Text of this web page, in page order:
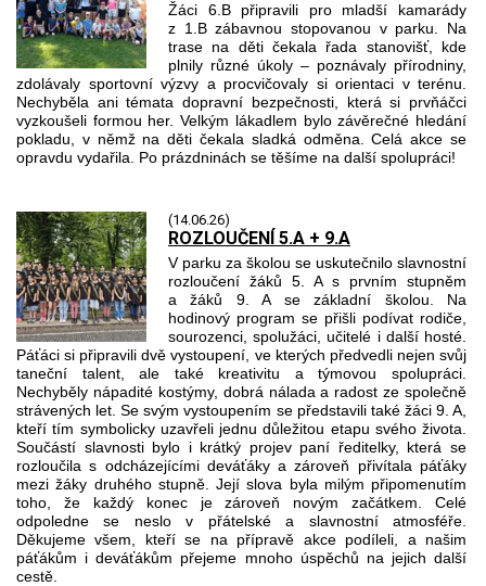
Žáci 6.B připravili pro mladší kamarády
z 1.B zábavnou stopovanou v parku. Na
trase na děti čekala řada stanovišť, kde
plnily různé úkoly – poznávaly přírodniny,
zdolávaly sportovní výzvy a procvičovaly si orientaci v terénu.
Nechyběla ani témata dopravní bezpečnosti, která si prvňáčci
vyzkoušeli formou her. Velkým lákadlem bylo závěrečné hledání
pokladu, v němž na děti čekala sladká odměna. Celá akce se
opravdu vydařila. Po prázdninách se těšíme na další spolupráci!
(14.06.26)
ROZLOUČENÍ 5.A + 9.A
V parku za školou se uskutečnilo slavnostní
rozloučení žáků 5. A s prvním stupněm
a žáků 9. A se základní školou. Na
hodinový program se přišli podívat rodiče,
sourozenci, spolužáci, učitelé i další hosté.
Páťáci si připravili dvě vystoupení, ve kterých předvedli nejen svůj
taneční talent, ale také kreativitu a týmovou spolupráci.
Nechyběly nápadité kostýmy, dobrá nálada a radost ze společně
strávených let. Se svým vystoupením se představili také žáci 9. A,
kteří tím symbolicky uzavřeli jednu důležitou etapu svého života.
Součástí slavnosti bylo i krátký projev paní ředitelky, která se
rozloučila s odcházejícími deváťáky a zároveň přivítala páťáky
mezi žáky druhého stupně. Její slova byla milým připomenutím
toho, že každý konec je zároveň novým začátkem. Celé
odpoledne se neslo v přátelské a slavnostní atmosféře.
Děkujeme všem, kteří se na přípravě akce podíleli, a našim
páťákům i deváťákům přejeme mnoho úspěchů na jejich další
cestě.